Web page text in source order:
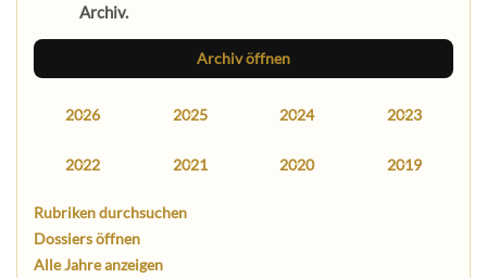
Archiv.
Archiv öffnen
2026 2025 2024 2023
2022 2021 2020 2019
Rubriken durchsuchen
Dossiers öffnen
Alle Jahre anzeigen